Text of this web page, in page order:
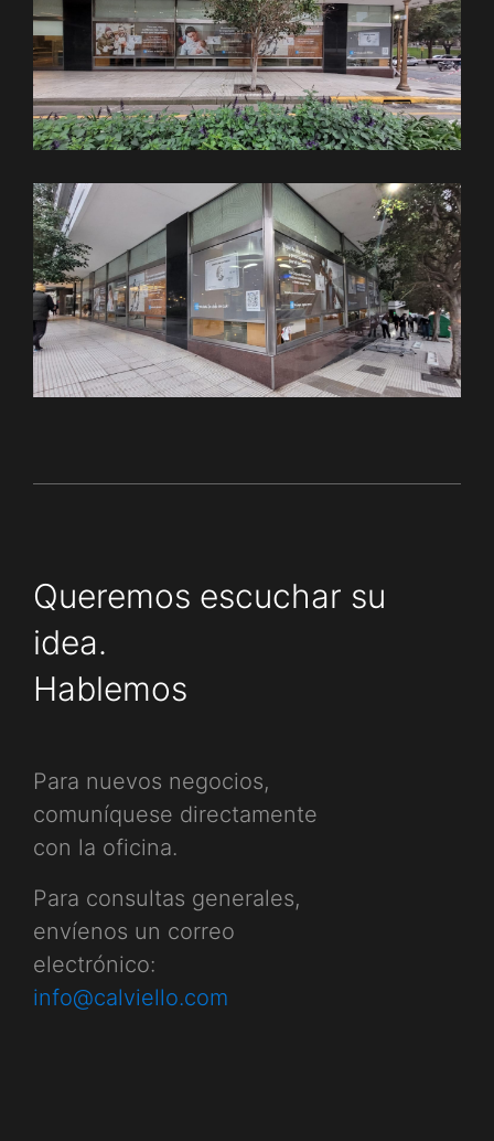
Queremos escuchar su
idea.
Hablemos
Para nuevos negocios,
comuníquese directamente
con la oficina.
Para consultas generales,
envíenos un correo
electrónico:
info@calviello.com